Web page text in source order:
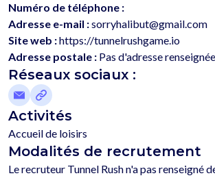
Numéro de téléphone :
Adresse e-mail :sorryhalibut@gmail.com
Site web :https://tunnelrushgame.io
Adresse postale : Pas d'adresse
Réseaux sociaux :
Activités
Accueil de loisirs
Modalités de recrutement
Le recruteur Tunnel Rush n'a pas renseigné